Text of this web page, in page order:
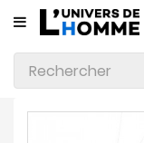
CATÉGORIE
Sous-
Vêtements